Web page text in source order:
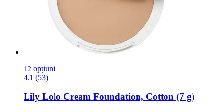
12 opțiuni
4.1 (53)
Lily Lolo Cream Foundation, Cotton (7 g)